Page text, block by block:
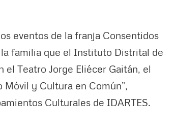
eventos de la franja Consentidos
familia que el Instituto Distrital de
Teatro Jorge Eliécer Gaitán, el
y Cultura en Común”,
Culturales de IDARTES.